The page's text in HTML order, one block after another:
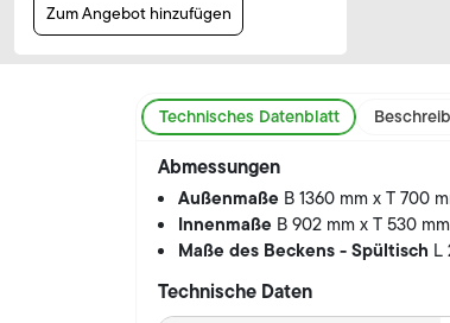
Zum Angebot hinzufügen
Technisches Datenblatt
Abmessungen
Außenmaße B 1360 mm x T 700
Innenmaße B 902 mm x T 530
Maße des Beckens - Spültisch L
Technische Daten